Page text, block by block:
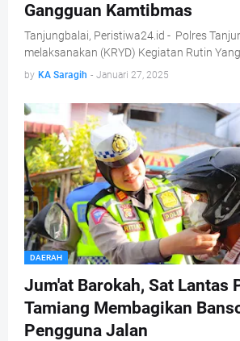
Gangguan Kamtibmas
Tanjungbalai, Peristiwa24.id - Polres
melaksanakan (KRYD) Kegiatan Rutin Yang
by KA Saragih - Januari 27, 2025
DAERAH
Jum'at Barokah, Sat Lantas
Tamiang Membagikan
Pengguna Jalan